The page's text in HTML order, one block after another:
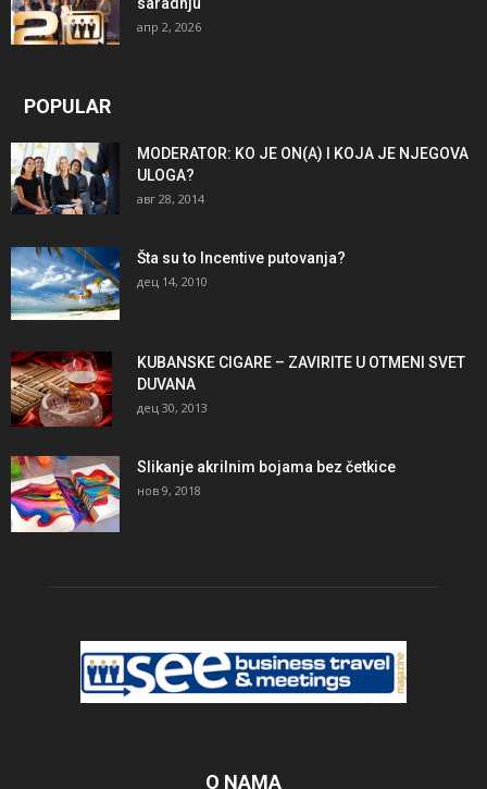
апр 2, 2026
POPULAR
MODERATOR: KO JE ON(A) I KOJA JE NJEGOVA
ULOGA?
авг 28, 2014
Šta su to Incentive putovanja?
дец 14, 2010
KUBANSKE CIGARE – ZAVIRITE U OTMENI SVET
DUVANA
дец 30, 2013
Slikanje akrilnim bojama bez četkice
нов 9, 2018
O NAMA